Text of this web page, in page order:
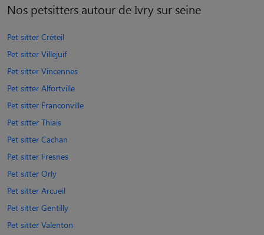
Nos petsitters autour de Ivry sur seine
Pet sitter Créteil
Pet sitter Villejuif
Pet sitter Vincennes
Pet sitter Alfortville
Pet sitter Franconville
Pet sitter Thiais
Pet sitter Cachan
Pet sitter Fresnes
Pet sitter Orly
Pet sitter Arcueil
Pet sitter Gentilly
Pet sitter Valenton